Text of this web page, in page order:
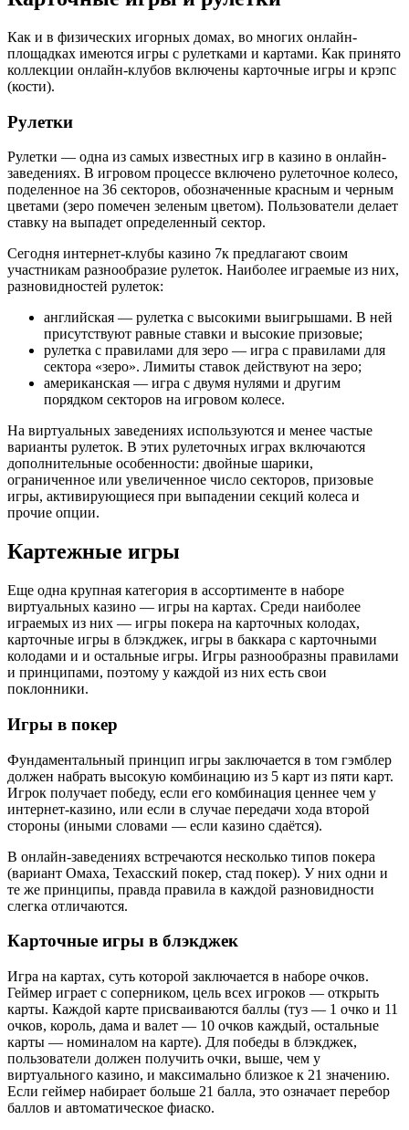
Как и в физических игорных домах, во многих онлайн-
площадках имеются игры с рулетками и картами. Как принято
коллекции онлайн-клубов включены карточные игры и крэпс
(кости).
Рулетки
Рулетки — одна из самых известных игр в казино в онлайн-
заведениях. В игровом процессе включено рулеточное колесо,
поделенное на 36 секторов, обозначенные красным и черным
цветами (зеро помечен зеленым цветом). Пользователи делает
ставку на выпадет определенный сектор.
Сегодня интернет-клубы казино 7к предлагают своим
участникам разнообразие рулеток. Наиболее играемые из них,
разновидностей рулеток:
английская — рулетка с высокими выигрышами. В ней
присутствуют равные ставки и высокие призовые;
рулетка с правилами для зеро — игра с правилами для
сектора «зеро». Лимиты ставок действуют на зеро;
американская — игра с двумя нулями и другим
порядком секторов на игровом колесе.
На виртуальных заведениях используются и менее частые
варианты рулеток. В этих рулеточных играх включаются
дополнительные особенности: двойные шарики,
ограниченное или увеличенное число секторов, призовые
игры, активирующиеся при выпадении секций колеса и
прочие опции.
Картежные игры
Еще одна крупная категория в ассортименте в наборе
виртуальных казино — игры на картах. Среди наиболее
играемых из них — игры покера на карточных колодах,
карточные игры в блэкджек, игры в баккара с карточными
колодами и и остальные игры. Игры разнообразны правилами
и принципами, поэтому у каждой из них есть свои
поклонники.
Игры в покер
Фундаментальный принцип игры заключается в том гэмблер
должен набрать высокую комбинацию из 5 карт из пяти карт.
Игрок получает победу, если его комбинация ценнее чем у
интернет-казино, или если в случае передачи хода второй
стороны (иными словами — если казино сдаётся).
В онлайн-заведениях встречаются несколько типов покера
(вариант Омаха, Техасский покер, стад покер). У них одни и
те же принципы, правда правила в каждой разновидности
слегка отличаются.
Карточные игры в блэкджек
Игра на картах, суть которой заключается в наборе очков.
Геймер играет с соперником, цель всех игроков — открыть
карты. Каждой карте присваиваются баллы (туз — 1 очко и 11
очков, король, дама и валет — 10 очков каждый, остальные
карты — номиналом на карте). Для победы в блэкджек,
пользователи должен получить очки, выше, чем у
виртуального казино, и максимально близкое к 21 значению.
Если геймер набирает больше 21 балла, это означает перебор
баллов и автоматическое фиаско.